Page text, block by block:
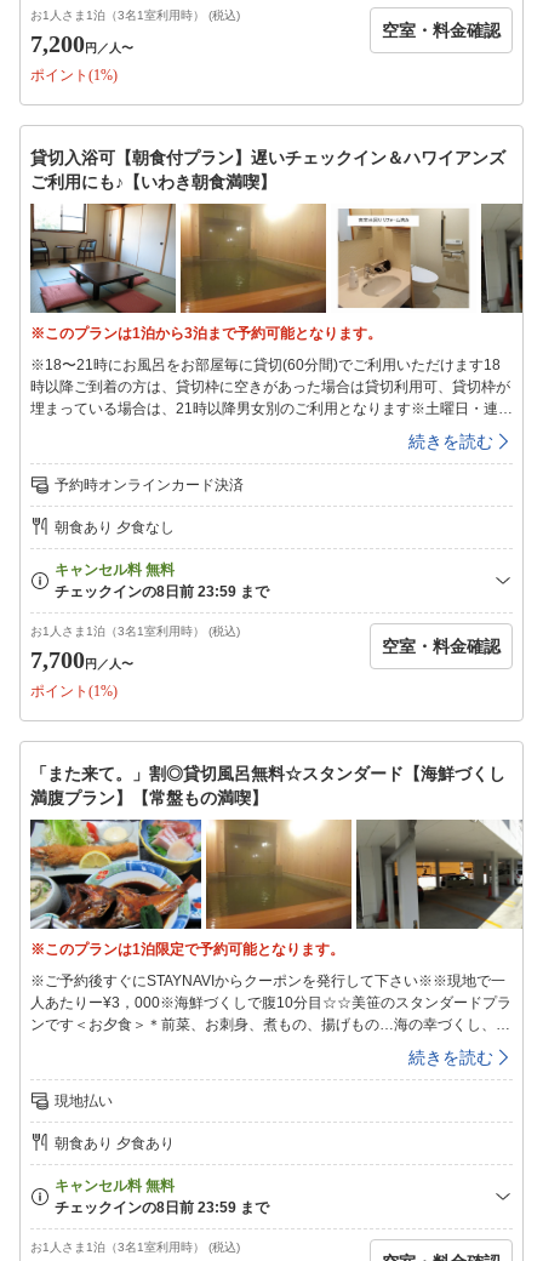
い＆美味しいモノ、宿泊券が当たるかも！？大人1名様にタオル1枚、つい
ています！その4）イオンウォーターお風呂上がりの水分補給に！大人1名
様にイオンウォーター1本、ついています！＜温泉＞チェックイン時に貸
切時間をお選び頂きます18〜21時（60分間）※先着順※15〜18時、21
せんm(__)m＜お得なチケット＞フロントにて販売※要予約（12-15時は旅
館組合（湯本駅前）にて販売）ハワイアンズ2day券アクアマリン割引入
場券※このプランにお食事はつきません※エレベーター、エスカレーター
はございません※布団なし幼児の布団持ち込みはご遠慮ください※咳の出
る方はマスクをご着用ください※21時までにご来館ください
お1人さま1泊（3名1室利用時） (税込)
7,200円 ／人〜
ポイント(1%)
空室・料金確認
貸切入浴可【朝食付プラン】遅いチェックイン＆ハワイアンズ
ご利用にも♪【いわき朝食満喫】
※このプランは1泊から3泊まで予約可能となります。
※18〜21時にお風呂をお部屋毎に貸切(60分間)でご利用いただけます18
時以降ご到着の方は、貸切枠に空きがあった場合は貸切利用可、貸切枠が
埋まっている場合は、21時以降男女別のご利用となります※土曜日・連休
のご宿泊は、飲食店が混みあう事が予想されますご到着時間が遅いor電車
でハワイアンズへお越し＆温泉で日々の疲れを癒したいお客様にぴったり
のプランです！※当プランを楽天経由でご予約の場合、事前カード決済の
み※＜お風呂＞チェックイン時に貸切時間をお選び頂きます18〜21時
（60分間）※先着順※15〜18時、21時〜8:30は男女別のご利用となりま
す香りも湯質も柔らかい湯本の硫黄泉小さいからこその新鮮な源泉100％
で疲れがとれます☆☆美笹のお風呂は…小さめ＆景観はございません
m(__)m＜朝食＞焼き魚、納豆、お新香・・・「ザ・日本の朝ごはん」い
わき名物・長久保のしそ巻き白河の金山納豆相馬の味海苔あぶくま高原の
温泉卵美味しい地物を召し上がれ♪＜おトクなチケット＞ハワイアンズ
2day券大人¥3510、小学生¥2390、幼児¥18801日目出入り自由＆当日券
よりも安価☆アクアマリン割引入場券大人¥1650、小・中・高校生¥800
フロントにて販売※要予約（12-15時は旅館組合（湯本駅前）にて販売）
衣のご用意はございません※咳の出る方はマスクの着用をお願い致します
※21:00までにご来館ください
続きを読む
予約時オンラインカード決済
朝食あり 夕食なし
お1人さま1泊（3名1室利用時） (税込)
7,700円 ／人〜
ポイント(1%)
空室・料金確認
「また来て。」割◎貸切風呂無料☆スタンダード【海鮮づくし
満腹プラン】【常盤もの満喫】
※このプランは1泊限定で予約可能となります。
※ご予約後すぐにSTAYNAVIからクーポンを発行して下さい※※現地で一
人あたりー¥3，000※海鮮づくしで腹10分目☆☆美笹のスタンダードプラ
ンです＜お夕食＞＊前菜、お刺身、煮もの、揚げもの…海の幸づくし、お
腹いっぱい☆＊好評の魚の煮つけも、もちろんご用意！＊食べ応え抜群！
LittleBigエビフライ♪心のこもったお料理は、多くのお客様にご好評いただ
いております。ご満足いただける自信があります！！！※※当館自慢の煮
つけのグレードアップもオススメ銀ダラにグレードアップ＋￥2，
200（税込）赤次（＝キンキ、吉次≠キンメ）にグレードアップ＋￥4，
400（税込）※※ボリュームは控えめで！という方には「大人の海鮮プラ
ン」がお勧め＜温泉＞チェックイン時に貸切時間をお選び頂きます18〜
21時（60分間）※先着順※15〜18時、21時〜8:30は男女別のご利用とな
ります※3F貸切風呂もお選び頂けます(15〜22時)香りも湯質も柔らかい湯
本の硫黄泉小さいからこその新鮮な源泉100％で疲れがとれます☆☆美笹
続きを読む
現地払い
朝食あり 夕食あり
お1人さま1泊（3名1室利用時） (税込)